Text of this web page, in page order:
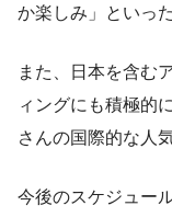
か楽しみ」といっ
また、日本を含む
ィングにも積極的
さんの国際的な人
今後のスケジュー